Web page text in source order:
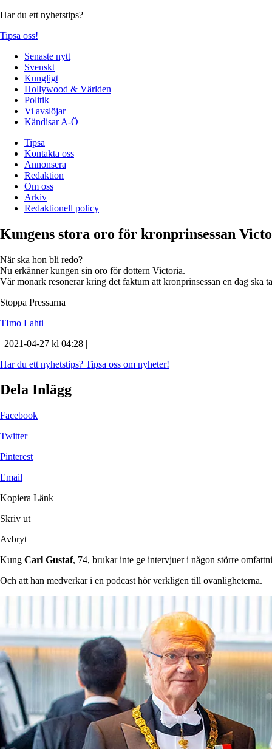
Har du ett nyhetstips?
Tipsa oss!
Senaste nytt
Svenskt
Kungligt
Hollywood & Världen
Politik
Vi avslöjar
Kändisar A-Ö
Tipsa
Kontakta oss
Annonsera
Redaktion
Om oss
Arkiv
Redaktionell policy
Kungens stora oro för kronprinsessan
När ska hon bli redo?
Nu erkänner kungen sin oro för dottern Victoria.
Vår monark resonerar kring det faktum att kronprinsessan en dag ska
Stoppa Pressarna
TImo Lahti
| 2021-04-27 kl 04:28 |
Har du ett nyhetstips? Tipsa oss om nyheter!
Dela Inlägg
Facebook
Twitter
Pinterest
Email
Kopiera Länk
Skriv ut
Avbryt
Kung Carl Gustaf, 74, brukar inte ge intervjuer i någon större
Och att han medverkar i en podcast hör verkligen till ovanligheterna.